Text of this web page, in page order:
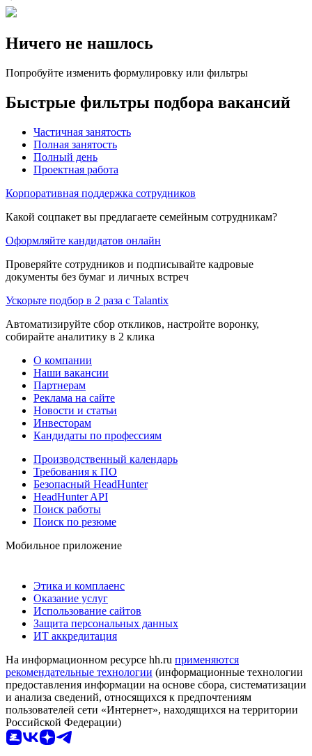
Ничего не нашлось
Попробуйте изменить формулировку или фильтры
Быстрые фильтры подбора вакансий
Частичная занятость
Полная занятость
Полный день
Проектная работа
Корпоративная поддержка сотрудников
Какой соцпакет вы предлагаете семейным сотрудникам?
Оформляйте кандидатов онлайн
Проверяйте сотрудников и подписывайте кадровые
документы без бумаг и личных встреч
Ускорьте подбор в 2 раза с Talantix
Автоматизируйте сбор откликов, настройте воронку,
собирайте аналитику в 2 клика
О компании
Наши вакансии
Партнерам
Реклама на сайте
Новости и статьи
Инвесторам
Кандидаты по профессиям
Производственный календарь
Требования к ПО
Безопасный HeadHunter
HeadHunter API
Поиск работы
Поиск по резюме
Мобильное приложение
Этика и комплаенс
Оказание услуг
Использование сайтов
Защита персональных данных
ИТ аккредитация
На информационном ресурсе hh.ru применяются
рекомендательные технологии (информационные технологии
предоставления информации на основе сбора, систематизации
и анализа сведений, относящихся к предпочтениям
пользователей сети «Интернет», находящихся на территории
Российской Федерации)